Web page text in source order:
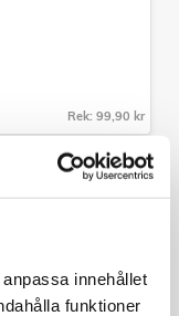
innehållet
funktioner
på de flesta
Rek: 99,90 kr
Rek: 99,90 kr